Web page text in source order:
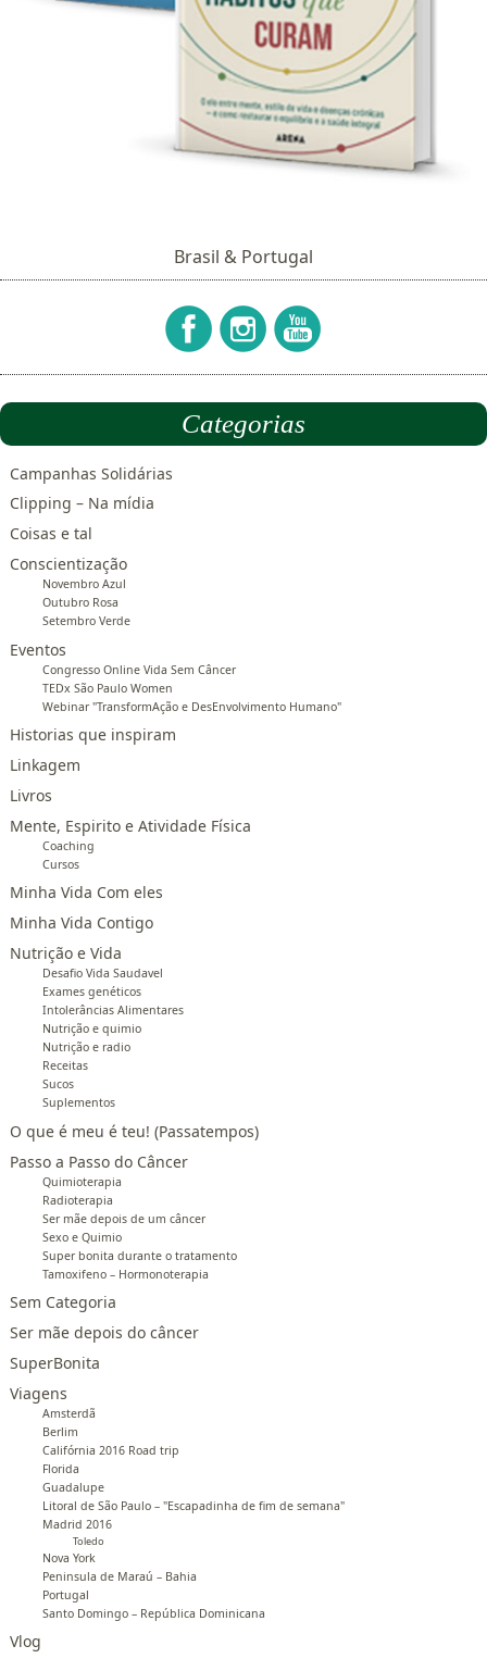
Brasil & Portugal
Categorias
Campanhas Solidárias
Clipping – Na mídia
Coisas e tal
Conscientização
Novembro Azul
Outubro Rosa
Setembro Verde
Eventos
Congresso Online Vida Sem Câncer
TEDx São Paulo Women
Webinar "TransformAção e DesEnvolvimento Humano"
Historias que inspiram
Linkagem
Livros
Mente, Espirito e Atividade Física
Coaching
Cursos
Minha Vida Com eles
Minha Vida Contigo
Nutrição e Vida
Desafio Vida Saudavel
Exames genéticos
Intolerâncias Alimentares
Nutrição e quimio
Nutrição e radio
Receitas
Sucos
Suplementos
O que é meu é teu! (Passatempos)
Passo a Passo do Câncer
Quimioterapia
Radioterapia
Ser mãe depois de um câncer
Sexo e Quimio
Super bonita durante o tratamento
Tamoxifeno – Hormonoterapia
Sem Categoria
Ser mãe depois do câncer
SuperBonita
Viagens
Amsterdã
Berlim
Califórnia 2016 Road trip
Florida
Guadalupe
Litoral de São Paulo – "Escapadinha de fim de semana"
Madrid 2016
Toledo
Nova York
Peninsula de Maraú – Bahia
Portugal
Santo Domingo – República Dominicana
Vlog